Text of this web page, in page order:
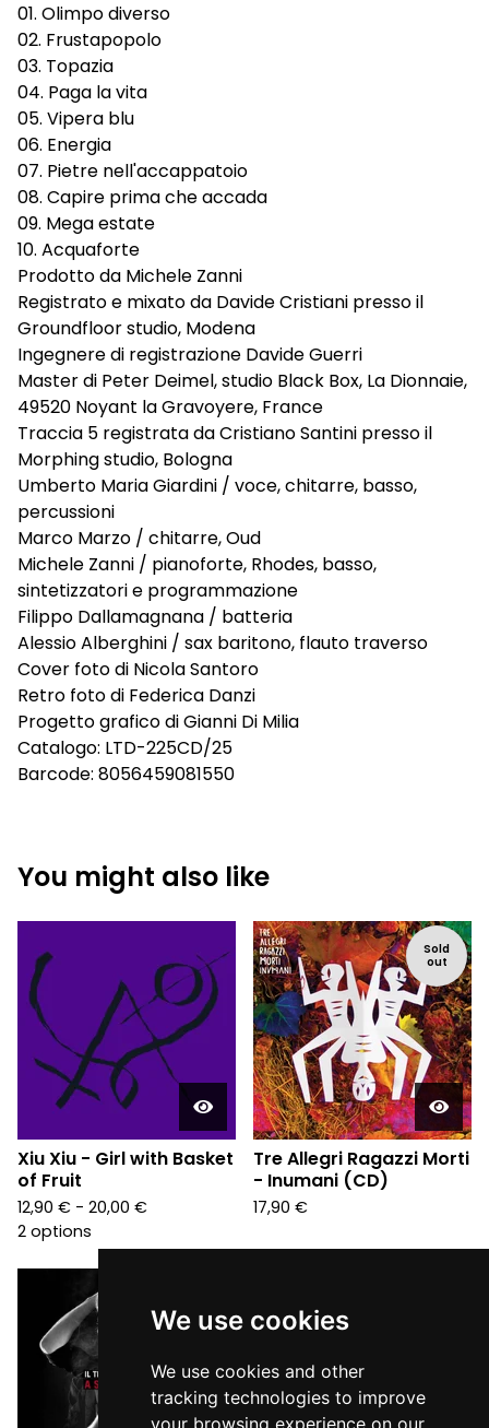
We use cookies
We use cookies and other
tracking technologies to improve
your browsing experience on our
01. Olimpo diverso
02. Frustapopolo
03. Topazia
04. Paga la vita
05. Vipera blu
06. Energia
07. Pietre nell'accappatoio
08. Capire prima che accada
09. Mega estate
10. Acquaforte
Prodotto da Michele Zanni
Registrato e mixato da Davide Cristiani presso il
Groundfloor studio, Modena
Ingegnere di registrazione Davide Guerri
Master di Peter Deimel, studio Black Box, La Dionnaie,
49520 Noyant la Gravoyere, France
Traccia 5 registrata da Cristiano Santini presso il
Morphing studio, Bologna
Umberto Maria Giardini / voce, chitarre, basso,
percussioni
Marco Marzo / chitarre, Oud
Michele Zanni / pianoforte, Rhodes, basso,
sintetizzatori e programmazione
Filippo Dallamagnana / batteria
Alessio Alberghini / sax baritono, flauto traverso
Cover foto di Nicola Santoro
Retro foto di Federica Danzi
Progetto grafico di Gianni Di Milia
Catalogo: LTD-225CD/25
Barcode: 8056459081550
You might also like
Xiu Xiu - Girl with Basket
of Fruit
12,90 € - 20,00 €
2 options
Sold
out
Tre Allegri Ragazzi Morti
- Inumani (CD)
17,90 €